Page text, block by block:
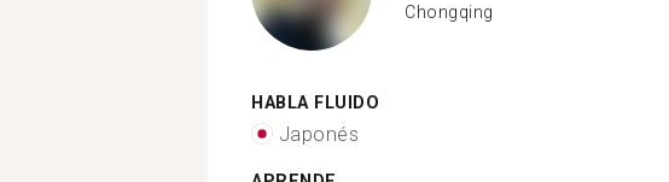
Chongqing
HABLA FLUIDO
Japonés